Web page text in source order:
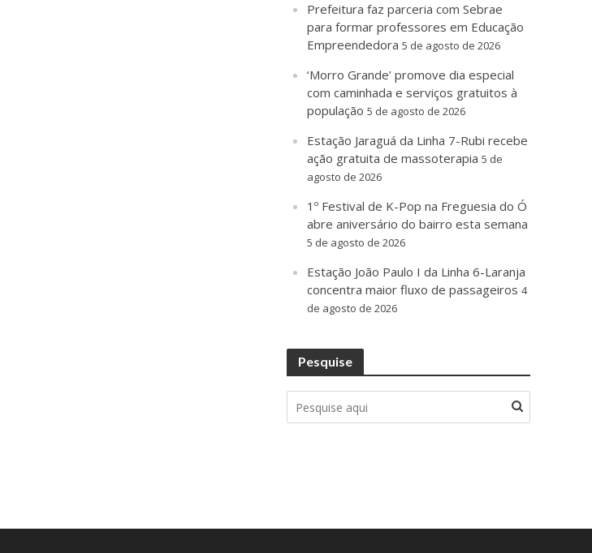
Prefeitura faz parceria com Sebrae
para formar professores em Educação
Empreendedora 5 de agosto de 2026
‘Morro Grande’ promove dia especial
com caminhada e serviços gratuitos à
população 5 de agosto de 2026
Estação Jaraguá da Linha 7-Rubi recebe
ação gratuita de massoterapia 5 de
agosto de 2026
1º Festival de K-Pop na Freguesia do Ó
abre aniversário do bairro esta semana
5 de agosto de 2026
Estação João Paulo I da Linha 6-Laranja
concentra maior fluxo de passageiros 4
de agosto de 2026
Pesquise